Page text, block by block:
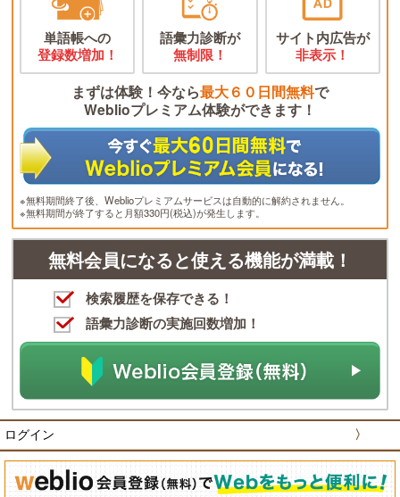
単語帳への
登録数増加！
語彙力診断が
無制限！
サイト内広告が
非表示！
まずは体験！今なら最大６０日間無料で
Weblioプレミアム体験ができます！
※無料期間終了後、Weblioプレミアムサービスは自動的に解約されません。
※無料期間が終了すると月額330円(税込)が発生します。
無料会員になると使える機能が満載！
検索履歴を保存できる！
語彙力診断の実施回数増加！
ログイン 〉